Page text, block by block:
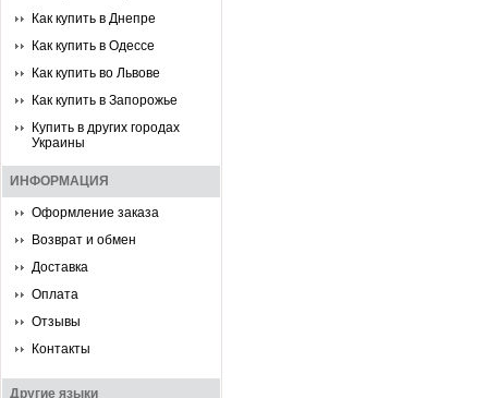
Как купить в Днепре
Как купить в Одессе
Как купить во Львове
Как купить в Запорожье
Купить в других городах
Украины
ИНФОРМАЦИЯ
Оформление заказа
Возврат и обмен
Доставка
Оплата
Отзывы
Контакты
Другие языки